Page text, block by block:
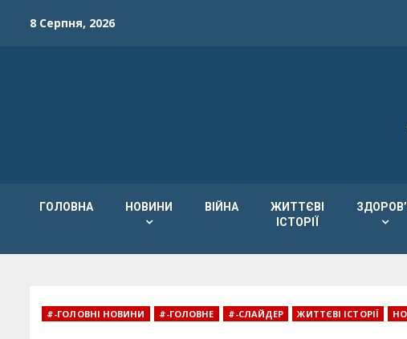
8 Серпня, 2026
ГОЛОВНА НОВИНИ ВІЙНА
ЖИТТЄВІ
ІСТОРІЇ
#-ГОЛОВНІ НОВИНИ #-ГОЛОВНЕ #-СЛАЙДЕР ЖИТТЄВІ ІСТОРІЇ